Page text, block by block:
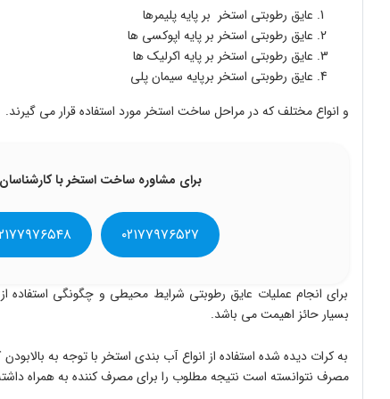
عایق رطوبتی استخر بر پایه پلیمرها
عایق رطوبتی استخر بر پایه اپوکسی ها
عایق رطوبتی استخر بر پایه اکرلیک ها
عایق رطوبتی استخر برپایه سیمان پلی
و انواع مختلف که در مراحل ساخت استخر مورد استفاده قرار می گیرند.
برای مشاوره ساخت استخر با
۰۲۱۷۷۹۷۶۵۲۷
برای انجام عملیات عایق رطوبتی شرایط محیطی و چگونگی استفاده
بسیار حائز اهیمت می باشد.
به کرات دیده شده استفاده از انواع آب بندی استخر با توجه به
مصرف نتوانسته است نتیجه مطلوب را برای مصرف کننده به همراه